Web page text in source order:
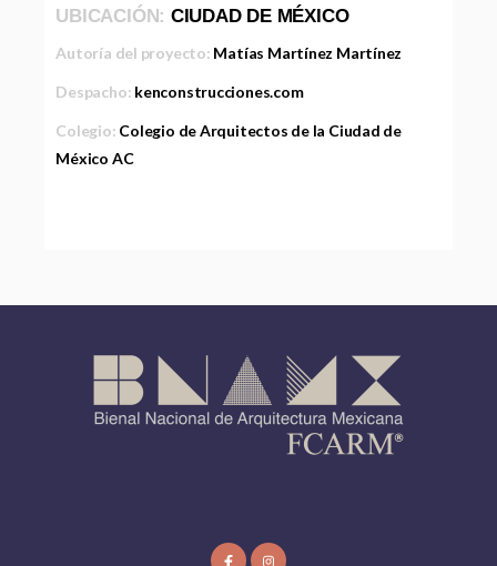
UBICACIÓN: CIUDAD DE MÉXICO
Autoría del proyecto: Matías Martínez Martínez
Despacho: kenconstrucciones.com
Colegio: Colegio de Arquitectos de la Ciudad de
México AC